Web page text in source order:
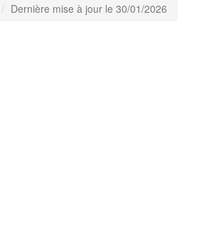
Dernière mise à jour le 30/01/2026